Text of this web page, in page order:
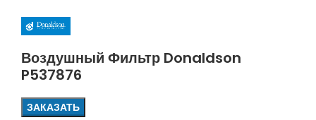
Воздушный Фильтр Donaldson
P537876
ЗАКАЗАТЬ